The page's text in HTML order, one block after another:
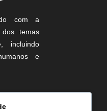
com a
temas
incluindo
e